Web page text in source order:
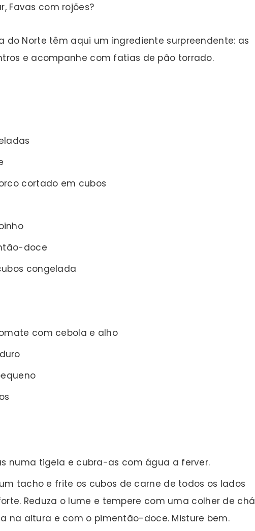
Favas com rojões?
do Norte têm aqui um ingrediente surpreendente: as
e acompanhe com fatias de pão torrado.
cortado em cubos
doce
congelada
com cebola e alho
numa tigela e cubra-as com água a ferver.
tacho e frite os cubos de carne de todos os lados
Reduza o lume e tempere com uma colher de chá
na altura e com o pimentão-doce. Misture bem.